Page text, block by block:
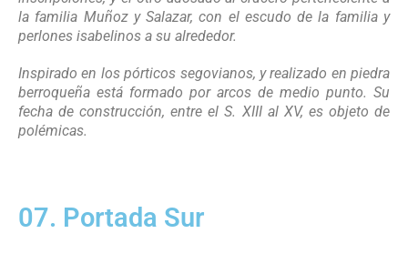
la familia Muñoz y Salazar, con el escudo de la familia y
perlones isabelinos a su alrededor.
Inspirado en los pórticos segovianos, y realizado en piedra
berroqueña está formado por arcos de medio punto. Su
fecha de construcción, entre el S. XIII al XV, es objeto de
polémicas.
07. Portada Sur